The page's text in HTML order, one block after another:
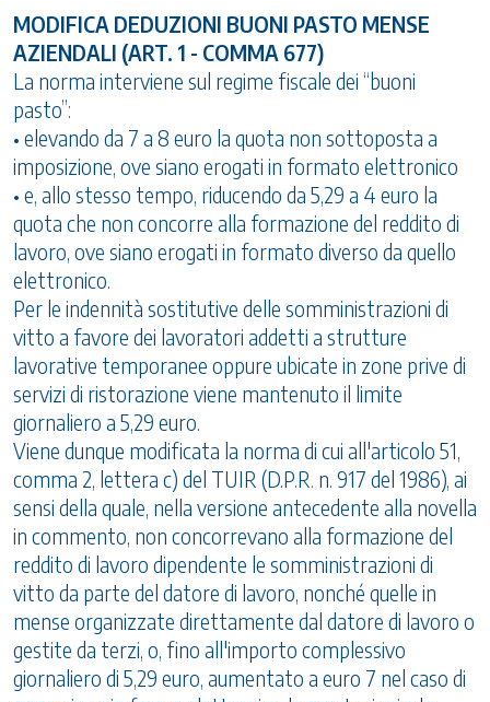
MODIFICA DEDUZIONI BUONI PASTO MENSE
AZIENDALI (ART. 1 - COMMA 677)
La norma interviene sul regime fiscale dei “buoni
pasto”:
• elevando da 7 a 8 euro la quota non sottoposta a
imposizione, ove siano erogati in formato elettronico
• e, allo stesso tempo, riducendo da 5,29 a 4 euro la
quota che non concorre alla formazione del reddito di
lavoro, ove siano erogati in formato diverso da quello
elettronico.
Per le indennità sostitutive delle somministrazioni di
vitto a favore dei lavoratori addetti a strutture
lavorative temporanee oppure ubicate in zone prive di
servizi di ristorazione viene mantenuto il limite
giornaliero a 5,29 euro.
Viene dunque modificata la norma di cui all'articolo 51,
comma 2, lettera c) del TUIR (D.P.R. n. 917 del 1986), ai
sensi della quale, nella versione antecedente alla novella
in commento, non concorrevano alla formazione del
reddito di lavoro dipendente le somministrazioni di
vitto da parte del datore di lavoro, nonché quelle in
mense organizzate direttamente dal datore di lavoro o
gestite da terzi, o, fino all'importo complessivo
giornaliero di 5,29 euro, aumentato a euro 7 nel caso di